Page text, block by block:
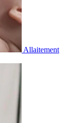
Allaitement